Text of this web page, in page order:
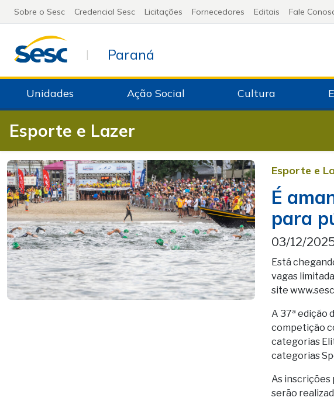
Sobre o Sesc Credencial Sesc Licitações Fornecedores Editais Fale
Paraná
Unidades Ação Social Cultura
Esporte e Lazer
Esporte e
É
para
03/12/
Está
vagas
site
A 37ª edição
competição
categorias
categorias
As inscrições
serão